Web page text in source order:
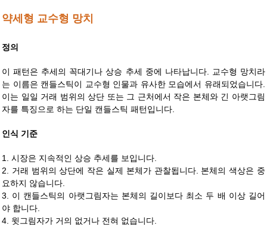
약세형 교수형 망치
정의
이 패턴은 추세의 꼭대기나 상승 추세 중에 나타납니다. 교수형 망치라
는 이름은 캔들스틱이 교수형 인물과 유사한 모습에서 유래되었습니다.
이는 일일 거래 범위의 상단 또는 그 근처에서 작은 본체와 긴 아랫그림
자를 특징으로 하는 단일 캔들스틱 패턴입니다.
인식 기준
1. 시장은 지속적인 상승 추세를 보입니다.
2. 거래 범위의 상단에 작은 실제 본체가 관찰됩니다. 본체의 색상은 중
요하지 않습니다.
3. 이 캔들스틱의 아랫그림자는 본체의 길이보다 최소 두 배 이상 길어
야 합니다.
4. 윗그림자가 거의 없거나 전혀 없습니다.